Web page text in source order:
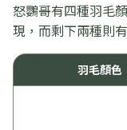
怒鸚哥有四種羽毛
現，而剩下兩種則
羽毛顏色